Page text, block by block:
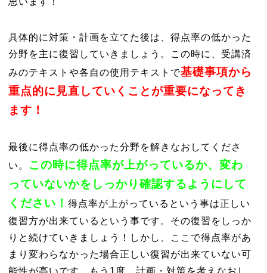
具体的に対策・計画を立てた後は、得点率の低かった
分野を主に復習していきましょう。この時に、受講済
みのテキストや各自の使用テキストで基礎事項から
重点的に見直していくことが重要になってき
ます！
最後に得点率の低かった分野を解きなおしてくださ
い。
この時に得点率が上がっているか、変わ
っていないかをしっかり確認するようにして
ください！ 得点率が上がっているという事は正しい
復習方が出来ているという事です。その復習をしっか
りと続けていきましょう！しかし、ここで得点率があ
まり変わらなかった場合正しい復習が出来ていない可
能性が高いです。もう1度、計画・対策を考えなおし